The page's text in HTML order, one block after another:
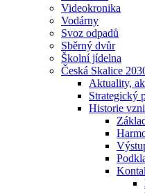
Videokronika
Vodárny
Svoz odpadů
Sběrný dvůr
Školní jídelna
Česká Skalice
Aktuality,
Strategický
Historie